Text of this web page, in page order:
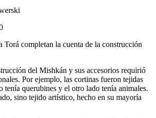
Torá completan la cuenta de la construcción
del Mishkán y sus accesorios requirió
Por ejemplo, las cortinas fueron tejidas
tenía querubines y el otro lado tenía animales.
sino tejido artístico, hecho en su mayoría